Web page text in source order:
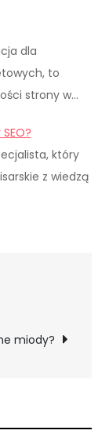
dla
to
strony w…
który
z wiedzą
miody?